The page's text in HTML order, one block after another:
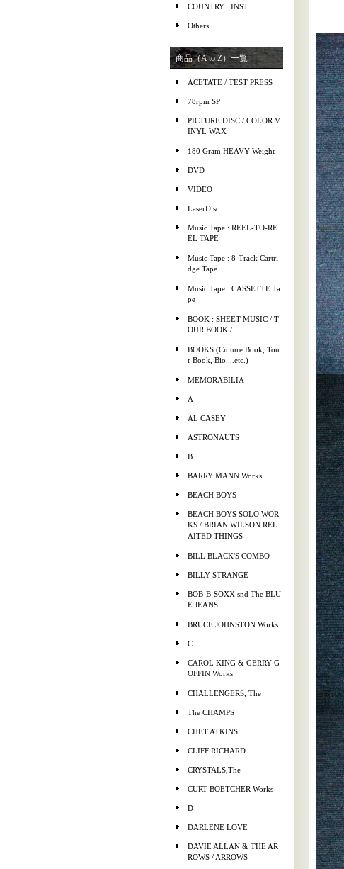
COUNTRY : INST
Others
商品（A to Z）一覧
ACETATE / TEST PRESS
78rpm SP
PICTURE DISC / COLOR V
INYL WAX
180 Gram HEAVY Weight
DVD
VIDEO
LaserDisc
Music Tape : REEL-TO-RE
EL TAPE
Music Tape : 8-Track Cartri
dge Tape
Music Tape : CASSETTE Ta
pe
BOOK : SHEET MUSIC / T
OUR BOOK /
BOOKS (Culture Book, Tou
r Book, Bio....etc.)
MEMORABILIA
A
AL CASEY
ASTRONAUTS
B
BARRY MANN Works
BEACH BOYS
BEACH BOYS SOLO WOR
KS / BRIAN WILSON REL
AITED THINGS
BILL BLACK'S COMBO
BILLY STRANGE
BOB-B-SOXX snd The BLU
E JEANS
BRUCE JOHNSTON Works
C
CAROL KING & GERRY G
OFFIN Works
CHALLENGERS, The
The CHAMPS
CHET ATKINS
CLIFF RICHARD
CRYSTALS,The
CURT BOETCHER Works
D
DARLENE LOVE
DAVIE ALLAN & THE AR
ROWS / ARROWS